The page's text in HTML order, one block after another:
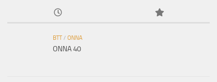
BTT/ ONNA
ONNA 40